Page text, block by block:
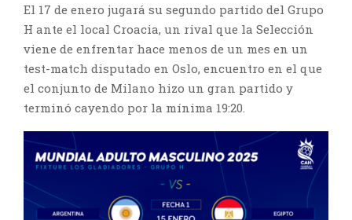
El 17 de enero jugará su segundo partido del Grupo
H ante el local Croacia, un rival que la Selección
viene de enfrentar hace menos de un mes en un
test-match disputado en Oslo, encuentro en el que
el conjunto de Milano hizo un gran partido y
terminó cayendo por la mínima 19:20.